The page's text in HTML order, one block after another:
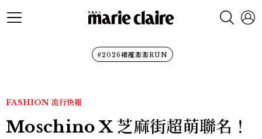
#2026裙襬澎澎RUN
FASHION 流行快報
Moschino X 芝麻街超萌聯名！